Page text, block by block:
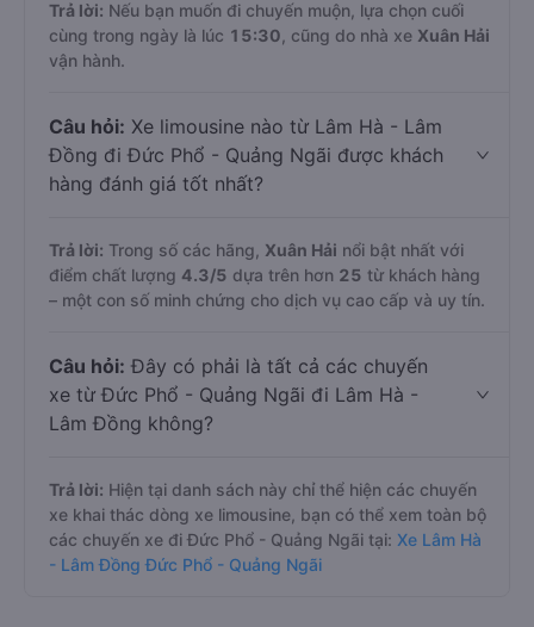
Trả lời: Nếu bạn muốn đi chuyến muộn, lựa chọn cuối
cùng trong ngày là lúc 15:30 , cũng do nhà xe Xuân Hải
vận hành.
Câu hỏi: Xe limousine nào từ Lâm Hà - Lâm
Đồng đi Đức Phổ - Quảng Ngãi được khách
hàng đánh giá tốt nhất?
Trả lời: Trong số các hãng, Xuân Hải nổi bật nhất với
điểm chất lượng 4.3/5 dựa trên hơn 25 từ khách hàng
– một con số minh chứng cho dịch vụ cao cấp và uy tín.
Câu hỏi: Đây có phải là tất cả các chuyến
xe từ Đức Phổ - Quảng Ngãi đi Lâm Hà -
Lâm Đồng không?
Trả lời: Hiện tại danh sách này chỉ thể hiện các chuyến
xe khai thác dòng xe limousine, bạn có thể xem toàn bộ
các chuyến xe đi Đức Phổ - Quảng Ngãi tại: Xe Lâm Hà
- Lâm Đồng Đức Phổ - Quảng Ngãi